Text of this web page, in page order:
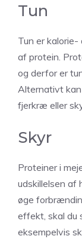
Tun
Tun er
af protein.
og derfor er
Alternativt kan
fjerkræ eller
Skyr
Proteiner i
udskillelsen af
øge
effekt, skal du
eksempelvis